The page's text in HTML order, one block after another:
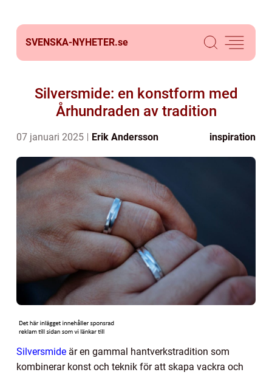
SVENSKA-NYHETER.se
Silversmide: en konstform med
Århundraden av tradition
07 januari 2025 Erik Andersson inspiration
Silversmide är en gammal hantverkstradition som
kombinerar konst och teknik för att skapa vackra och